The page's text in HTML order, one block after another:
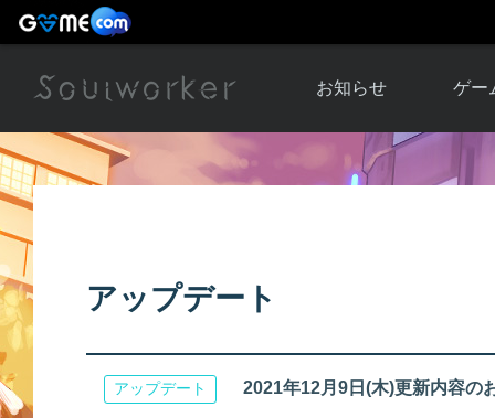
お知らせ
お知らせ一覧
ゲー
ソウ
アップ
アップデート
アップデート 2021年12月9日(木)更新内容の